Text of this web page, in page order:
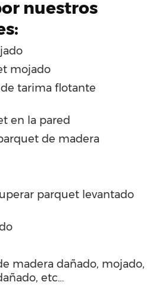
nuestros
mojado
tarima flotante
en la pared
de madera
parquet levantado
madera dañado, mojado,
etc…